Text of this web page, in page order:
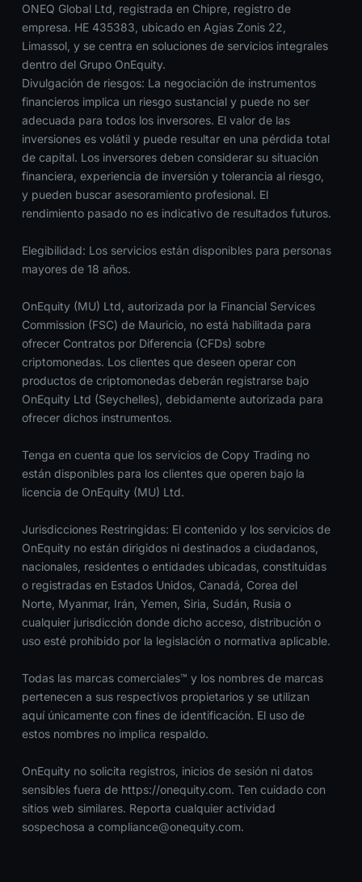
ONEQ Global Ltd, registrada en Chipre, registro de
empresa. HE 435383, ubicado en Agias Zonis 22,
Limassol, y se centra en soluciones de servicios integrales
dentro del Grupo OnEquity.
Divulgación de riesgos: La negociación de instrumentos
financieros implica un riesgo sustancial y puede no ser
adecuada para todos los inversores. El valor de las
inversiones es volátil y puede resultar en una pérdida total
de capital. Los inversores deben considerar su situación
financiera, experiencia de inversión y tolerancia al riesgo,
y pueden buscar asesoramiento profesional. El
rendimiento pasado no es indicativo de resultados futuros.
Elegibilidad: Los servicios están disponibles para personas
mayores de 18 años.
OnEquity (MU) Ltd, autorizada por la Financial Services
Commission (FSC) de Mauricio, no está habilitada para
ofrecer Contratos por Diferencia (CFDs) sobre
criptomonedas. Los clientes que deseen operar con
productos de criptomonedas deberán registrarse bajo
OnEquity Ltd (Seychelles), debidamente autorizada para
ofrecer dichos instrumentos.
Tenga en cuenta que los servicios de Copy Trading no
están disponibles para los clientes que operen bajo la
licencia de OnEquity (MU) Ltd.
Jurisdicciones Restringidas: El contenido y los servicios de
OnEquity no están dirigidos ni destinados a ciudadanos,
nacionales, residentes o entidades ubicadas, constituidas
o registradas en Estados Unidos, Canadá, Corea del
Norte, Myanmar, Irán, Yemen, Siria, Sudán, Rusia o
cualquier jurisdicción donde dicho acceso, distribución o
uso esté prohibido por la legislación o normativa aplicable.
Todas las marcas comerciales™ y los nombres de marcas
pertenecen a sus respectivos propietarios y se utilizan
aquí únicamente con fines de identificación. El uso de
estos nombres no implica respaldo.
OnEquity no solicita registros, inicios de sesión ni datos
sensibles fuera de https://onequity.com. Ten cuidado con
sitios web similares. Reporta cualquier actividad
sospechosa a compliance@onequity.com.